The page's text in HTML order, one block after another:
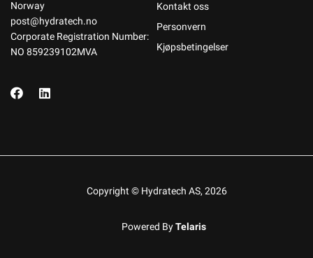
Norway
post@hydratech.no
Corporate Registration Number:
NO 859239102MVA
Kontakt oss
Personvern
Kjøpsbetingelser
Copyright © Hydratech AS, 2026
Powered ByTelaris